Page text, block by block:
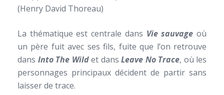
(Henry David Thoreau)
La thématique est centrale dans Vie sauvage où
un père fuit avec ses fils, fuite que l’on retrouve
dans Into The Wildet dans Leave No Trace, où les
personnages principaux décident de partir sans
laisser de trace.